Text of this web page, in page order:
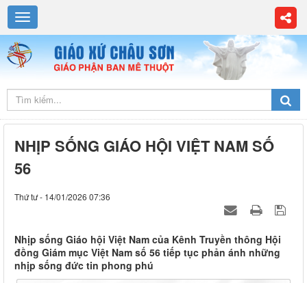
NHỊP SỐNG GIÁO HỘI VIỆT NAM SỐ
56
Thứ tư - 14/01/2026 07:36
Nhịp sống Giáo hội Việt Nam của Kênh Truyền thông Hội
đồng Giám mục Việt Nam số 56 tiếp tục phản ánh những
nhịp sống đức tin phong phú